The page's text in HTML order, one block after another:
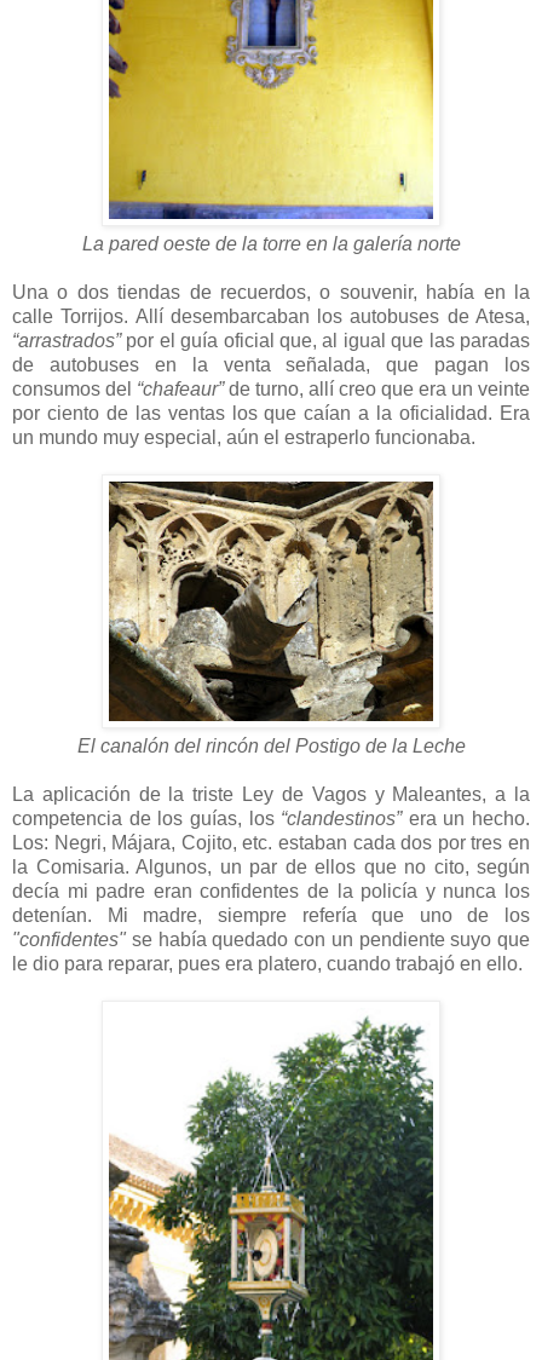
La pared oeste de la torre en la galería norte
Una o dos tiendas de recuerdos, o souvenir, había en la
calle Torrijos. Allí desembarcaban los autobuses de Atesa,
“arrastrados” por el guía oficial que, al igual que las paradas
de autobuses en la venta señalada, que pagan los
consumos del “chafeaur”de turno, allí creo que era un veinte
por ciento de las ventas los que caían a la oficialidad. Era
un mundo muy especial, aún el estraperlo funcionaba.
El canalón del rincón del Postigo de la Leche
La aplicación de la triste Ley de Vagos y Maleantes, a la
competencia de los guías, los “clandestinos”era un hecho.
Los: Negri, Májara, Cojito, etc. estaban cada dos por tres en
la Comisaria. Algunos, un par de ellos que no cito, según
decía mi padre eran confidentes de la policía y nunca los
detenían. Mi madre, siempre refería que uno de los
"confidentes" se había quedado con un pendiente suyo que
le dio para reparar, pues era platero, cuando trabajó en ello.